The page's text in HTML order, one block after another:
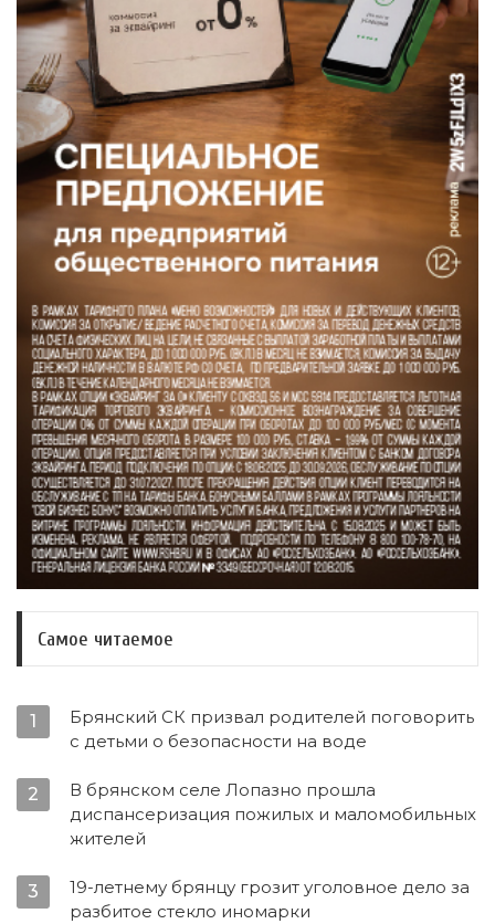
Самое читаемое
1
Брянский СК призвал родителей поговорить
с детьми о безопасности на воде
2
В брянском селе Лопазно прошла
диспансеризация пожилых и маломобильных
жителей
3
19-летнему брянцу грозит уголовное дело за
разбитое стекло иномарки